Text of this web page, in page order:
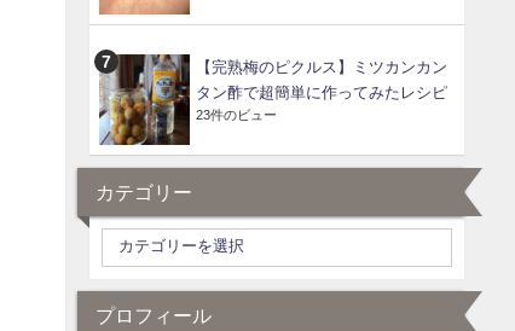
【完熟梅のピクルス】ミツカンカン
タン酢で超簡単に作ってみたレシピ
23件のビュー
カテゴリー
プロフィール